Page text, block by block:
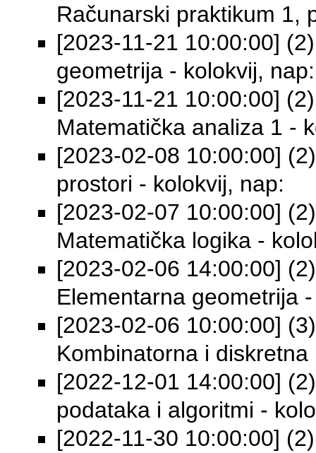
Računarski praktikum 1,
[2023-11-21 10:00:00]
geometrija - kolokvij, nap:
[2023-11-21 10:00:00]
Matematička analiza 1 -
[2023-02-08 10:00:00]
prostori - kolokvij, nap:
[2023-02-07 10:00:00]
Matematička logika -
[2023-02-06 14:00:00]
Elementarna geometrija
[2023-02-06 10:00:00]
Kombinatorna i
[2022-12-01 14:00:00]
podataka i algoritmi -
[2022-11-30 10:00:00]